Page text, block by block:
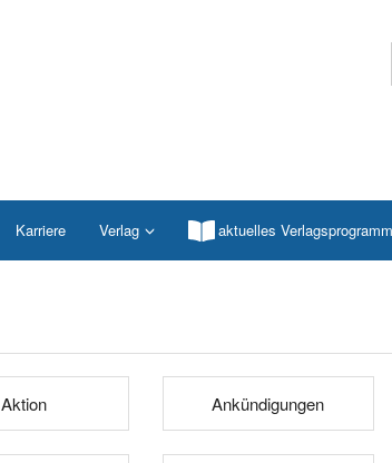
Karriere Verlag aktuelles Verlagsprogramm
Aktion Ankündigungen